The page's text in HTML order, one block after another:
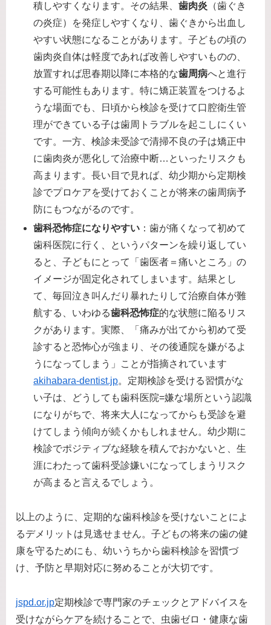
積しやすくなります。その結果、歯肉炎 （歯ぐき
の炎症）を発症しやすくなり、歯ぐきから出血し
やすい状態になることがあります。子どもの頃の
歯肉炎自体は軽度であれば改善しやすいものの、
放置すれば思春期以降に本格的な歯周病へと進行
する可能性もあります。特に矯正装置をつけるよ
うな場面でも、日頃から検診を受けて口腔衛生管
理ができている子は歯周トラブルを起こしにくい
です。一方、検診未受診で清掃不良の子は矯正中
に歯肉炎が悪化して治療中断…といったリスクも
高まります。長い目で見れば、幼少期から定期検
診でプロケアを受けておくことが将来の歯周病予
防にもつながるのです。
歯科恐怖症になりやすい ：歯が痛くなって初めて
歯科医院に行く、というパターンを繰り返してい
ると、子どもにとって「歯医者＝痛いところ」の
イメージが固定化されてしまいます。結果とし
て、毎回泣き叫んだり暴れたりして治療自体が難
航する、いわゆる歯科恐怖症的な状態に陥るリス
クがあります。実際、「痛みが出てから初めて受
診すると恐怖心が強まり、その後通院を嫌がるよ
うになってしまう」ことが指摘されています​
akihabara-dentist.jp。定期検診を受ける習慣がな
い子は、どうしても歯科医院=嫌な場所という認識
になりがちで、将来大人になってからも受診を避
けてしまう傾向が続くかもしれません。幼少期に
検診でポジティブな経験を積んでおかないと、生
涯にわたって歯科受診嫌いになってしまうリスク
が高まると言えるでしょう。
以上のように、定期的な歯科検診を受けないことによ
るデメリットは見逃せません。子どもの将来の歯の健
康を守るためにも、幼いうちから歯科検診を習慣づ
け、予防と早期対応に努めることが大切です。​
jspd.or.jp定期検診で専門家のチェックとアドバイスを
受けながらケアを続けることで、虫歯ゼロ・健康な歯